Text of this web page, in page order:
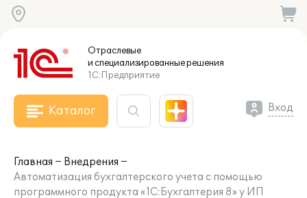
Отраслевые
и специализированныерешения
1С:Предприятие
Каталог Вход
Главная
Внедрения
Автоматизация бухгалтерского учета с помощью
программного продукта «1С:Бухгалтерия 8» у ИП